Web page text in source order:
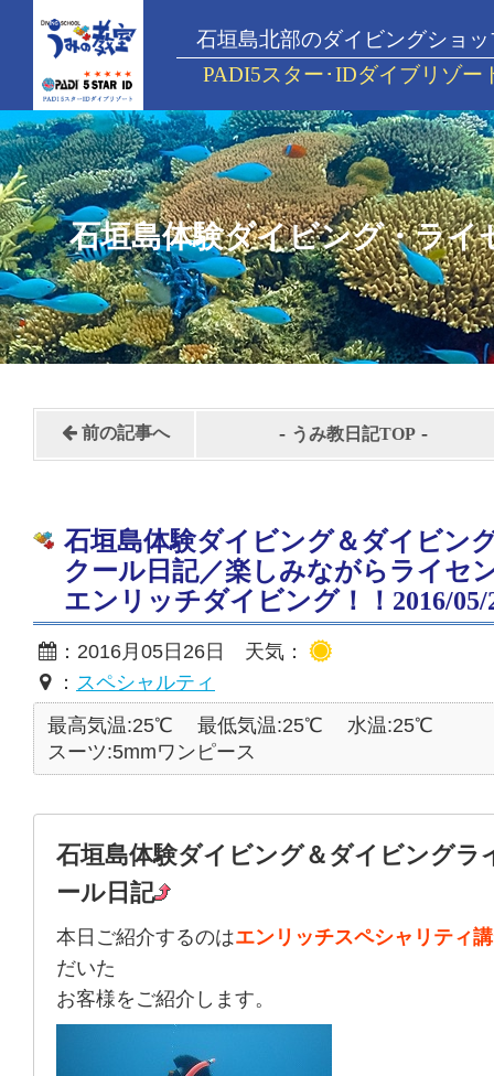
石垣島北部のダイビングショッ
PADI5スター･IDダイブリゾー
石垣島体験ダイビング・ライ
前の記事へ - うみ教日記TOP -
石垣島体験ダイビング＆ダイビン
クール日記／楽しみながらライセ
エンリッチダイビング！！2016/05/
：2016月05日26日 天気：
： スペシャルティ
最高気温:25℃
最低気温:25℃
水温:25℃
スーツ:5mmワンピース
石垣島体験ダイビング＆ダイビングラ
ール日記
本日ご紹介するのはエンリッチスペシャリティ
だいた
お客様をご紹介します。